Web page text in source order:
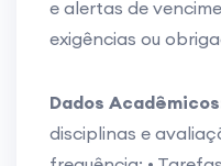
e alertas de
exigências ou
Dados
disciplinas e